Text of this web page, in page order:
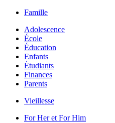
Famille
Adolescence
École
Éducation
Enfants
Étudiants
Finances
Parents
Vieillesse
For Her et For Him